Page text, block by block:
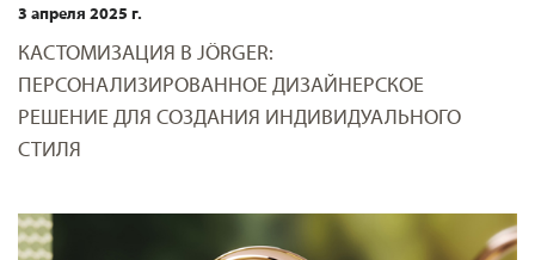
3 апреля 2025 г.
КАСТОМИЗАЦИЯ В JÖRGER:
ПЕРСОНАЛИЗИРОВАННОЕ ДИЗАЙНЕРСКОЕ
РЕШЕНИЕ ДЛЯ СОЗДАНИЯ ИНДИВИДУАЛЬНОГО
СТИЛЯ